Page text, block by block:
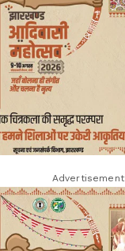
Advertisement